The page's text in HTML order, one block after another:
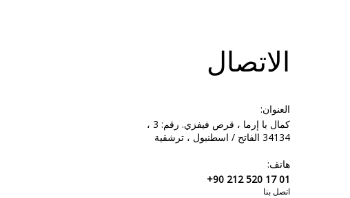
الاتصال
العنوان:
كمال با إرما ، قرص فيفزي. رقم: 3 ،
34134 الفاتح / اسطنبول ، ترشقية
هاتف:
+90 212 520 17 01
اتصل بنا